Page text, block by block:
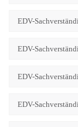
EDV-
EDV-
EDV-
EDV-